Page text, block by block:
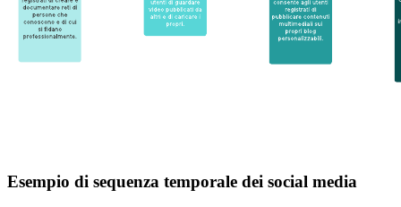
Esempio di sequenza temporale dei social media